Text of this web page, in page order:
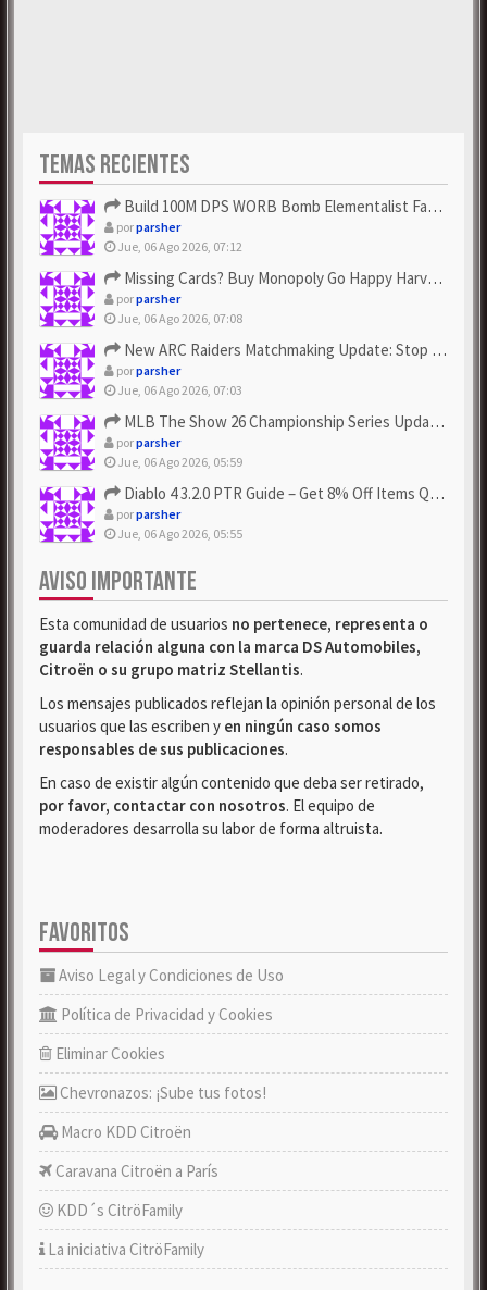
TEMAS RECIENTES
Build 100M DPS WORB Bomb Elementalist Fast - Grab POE Curren...
porparsher
Jue, 06 Ago 2026, 07:12
Missing Cards? Buy Monopoly Go Happy Harvest with Looney Tun...
porparsher
Jue, 06 Ago 2026, 07:08
New ARC Raiders Matchmaking Update: Stop Failed - Grab Bluep...
porparsher
Jue, 06 Ago 2026, 07:03
MLB The Show 26 Championship Series Update! Get Cheap & ...
porparsher
Jue, 06 Ago 2026, 05:59
Diablo 4 3.2.0 PTR Guide – Get 8% Off Items Quickly to Test ...
porparsher
Jue, 06 Ago 2026, 05:55
AVISO IMPORTANTE
Esta comunidad de usuarios no pertenece, representa o
guarda relación alguna con la marca DS Automobiles,
Citroën o su grupo matriz Stellantis.
Los mensajes publicados reflejan la opinión personal de los
usuarios que las escriben y en ningún caso somos
responsables de sus publicaciones.
En caso de existir algún contenido que deba ser retirado,
por favor, contactar con nosotros. El equipo de
moderadores desarrolla su labor de forma altruista.
FAVORITOS
Aviso Legal y Condiciones de Uso
Política de Privacidad y Cookies
Eliminar Cookies
Chevronazos: ¡Sube tus fotos!
Macro KDD Citroën
Caravana Citroën a París
KDD´s CitröFamily
La iniciativa CitröFamily